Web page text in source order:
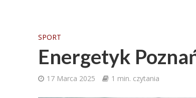
SPORT
Energetyk
17 Marca 2025 1 min. czytania